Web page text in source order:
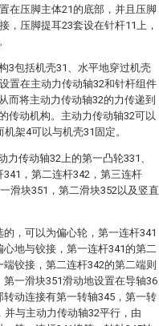
在压脚主体21的底部，并且压脚
，压脚提耳23套设在针杆11上，
3包括机壳31、水平地穿过机壳
置在主动力传动轴32和针杆组件
而将主动力传动轴32的力传递到
传动机构。主动力传动轴32可以
架4可以与机壳31固定。
力传动轴32上的第一凸轮331、
，第二连杆342，第三连杆
滑块351，第二滑块352以及竖直
，可以为偏心轮，第一连杆341
心地与铰接，第一连杆341的第二
铰接，第二连杆342的第二端则
一滑块351滑动地设置在导轴36
动连接有第一转轴345，第一转
并与主动力传动轴32平行，由